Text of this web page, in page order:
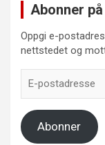
Abonner
Oppgi e-
nettstedet og
postadresse
Abonner